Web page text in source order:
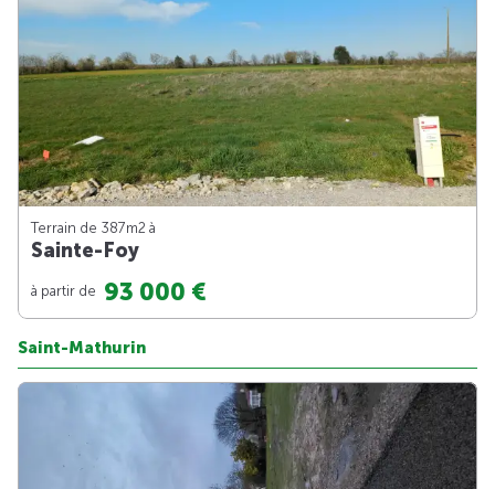
Terrain de 387m2 à
Sainte-Foy
à partir de 93 000 €
Saint-Mathurin